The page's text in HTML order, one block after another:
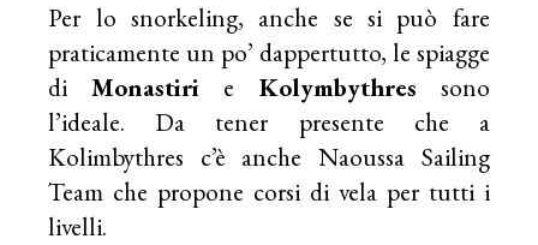
Per lo snorkeling, anche se si può fare
praticamente un po’ dappertutto, le spiagge
diMonastiri e Kolymbythres sono
l’ideale. Da tener presente che a
Kolimbythres c’è anche Naoussa Sailing
Team che propone corsi di vela per tutti i
livelli.